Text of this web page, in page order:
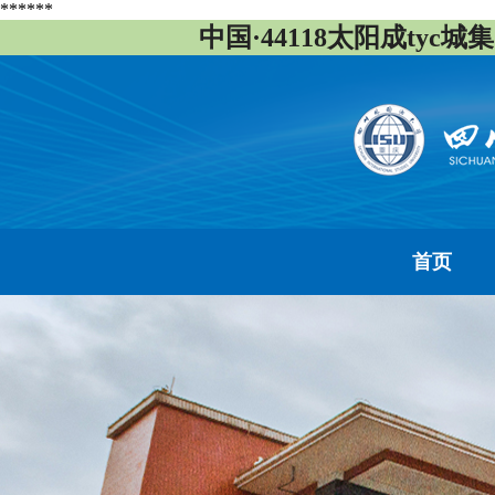
******
中国·44118太阳成tyc城
首页